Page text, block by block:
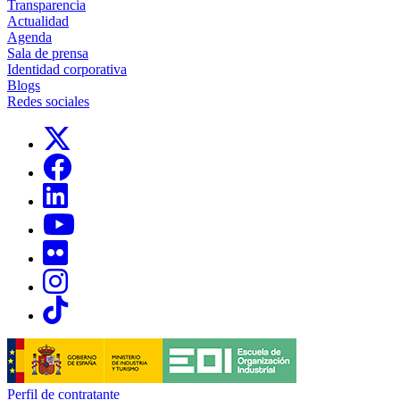
Transparencia
Actualidad
Agenda
Sala de prensa
Identidad corporativa
Blogs
Redes sociales
Links, Opens in this window
Links, Opens in this window
Links, Opens in this window
Links, Opens in this window
Links, Opens in this window
Perfil de contratante